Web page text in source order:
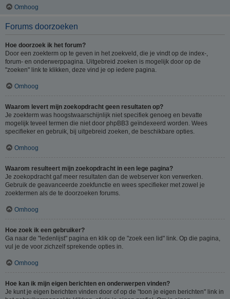
Omhoog
Forums doorzoeken
Hoe doorzoek ik het forum?
Door een zoekterm op te geven in het zoekveld, die je vindt op de index-,
forum- en onderwerppagina. Uitgebreid zoeken is mogelijk door op de
"zoeken" link te klikken, deze vind je op iedere pagina.
Omhoog
Waarom levert mijn zoekopdracht geen resultaten op?
Je zoekterm was hoogstwaarschijnlijk niet specifiek genoeg en bevatte
mogelijk teveel termen die niet door phpBB3 geïndexeerd worden. Wees
specifieker en gebruik, bij uitgebreid zoeken, de beschikbare opties.
Omhoog
Waarom resulteert mijn zoekopdracht in een lege pagina?
Je zoekopdracht gaf meer resultaten dan de webserver kon verwerken.
Gebruik de geavanceerde zoekfunctie en wees specifieker met zowel je
zoektermen als de te doorzoeken forums.
Omhoog
Hoe zoek ik een gebruiker?
Ga naar de "ledenlijst" pagina en klik op de "zoek een lid" link. Op die pagina,
vul je de voor zichzelf sprekende opties in.
Omhoog
Hoe kan ik mijn eigen berichten en onderwerpen vinden?
Je kunt je eigen berichten vinden door of op de "toon je eigen berichten" link in